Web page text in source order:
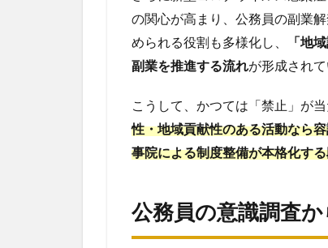
治体
の動
向
6
治
の
具
な
事
例
の関心が高まり、公務員の副業
められる役割も多様化し、
「地
副業を推進する流れが形成されて
こうして、かつては「禁止」が
性・地域貢献性のある活動なら
事院による制度整備が本格化す
公務員の意識調査